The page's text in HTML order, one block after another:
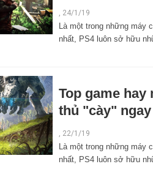
24/1/19
Là một trong những
nhất, PS4 luôn sở hữu
Top game hay
thủ "cày"
, 22/1/19
Là một trong những máy
nhất, PS4 luôn sở hữu